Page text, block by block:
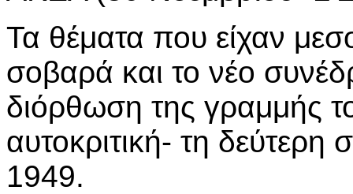
Τα θέματα που είχαν
σοβαρά και το νέο
διόρθωση της γραμμής
αυτοκριτική- τη δεύτερη
1949.